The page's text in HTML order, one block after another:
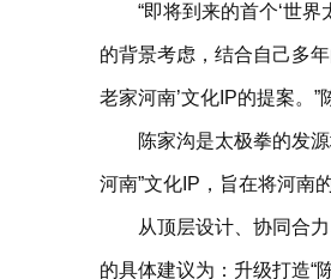
“即将到来的首个‘世
的背景考虑，结合自己多
老家河南’文化IP的提案。”
陈家沟是太极拳的发
河南”文化IP，旨在将河南
从顶层设计、协同合
的具体建议为：升级打造“